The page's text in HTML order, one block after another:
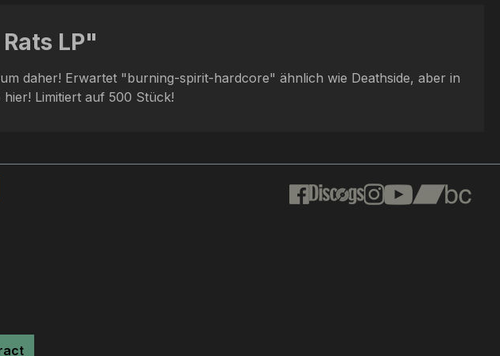
LP"
daher! Erwartet "burning-spirit-hardcore" ähnlich wie Deathside, aber in
Limitiert auf 500 Stück!